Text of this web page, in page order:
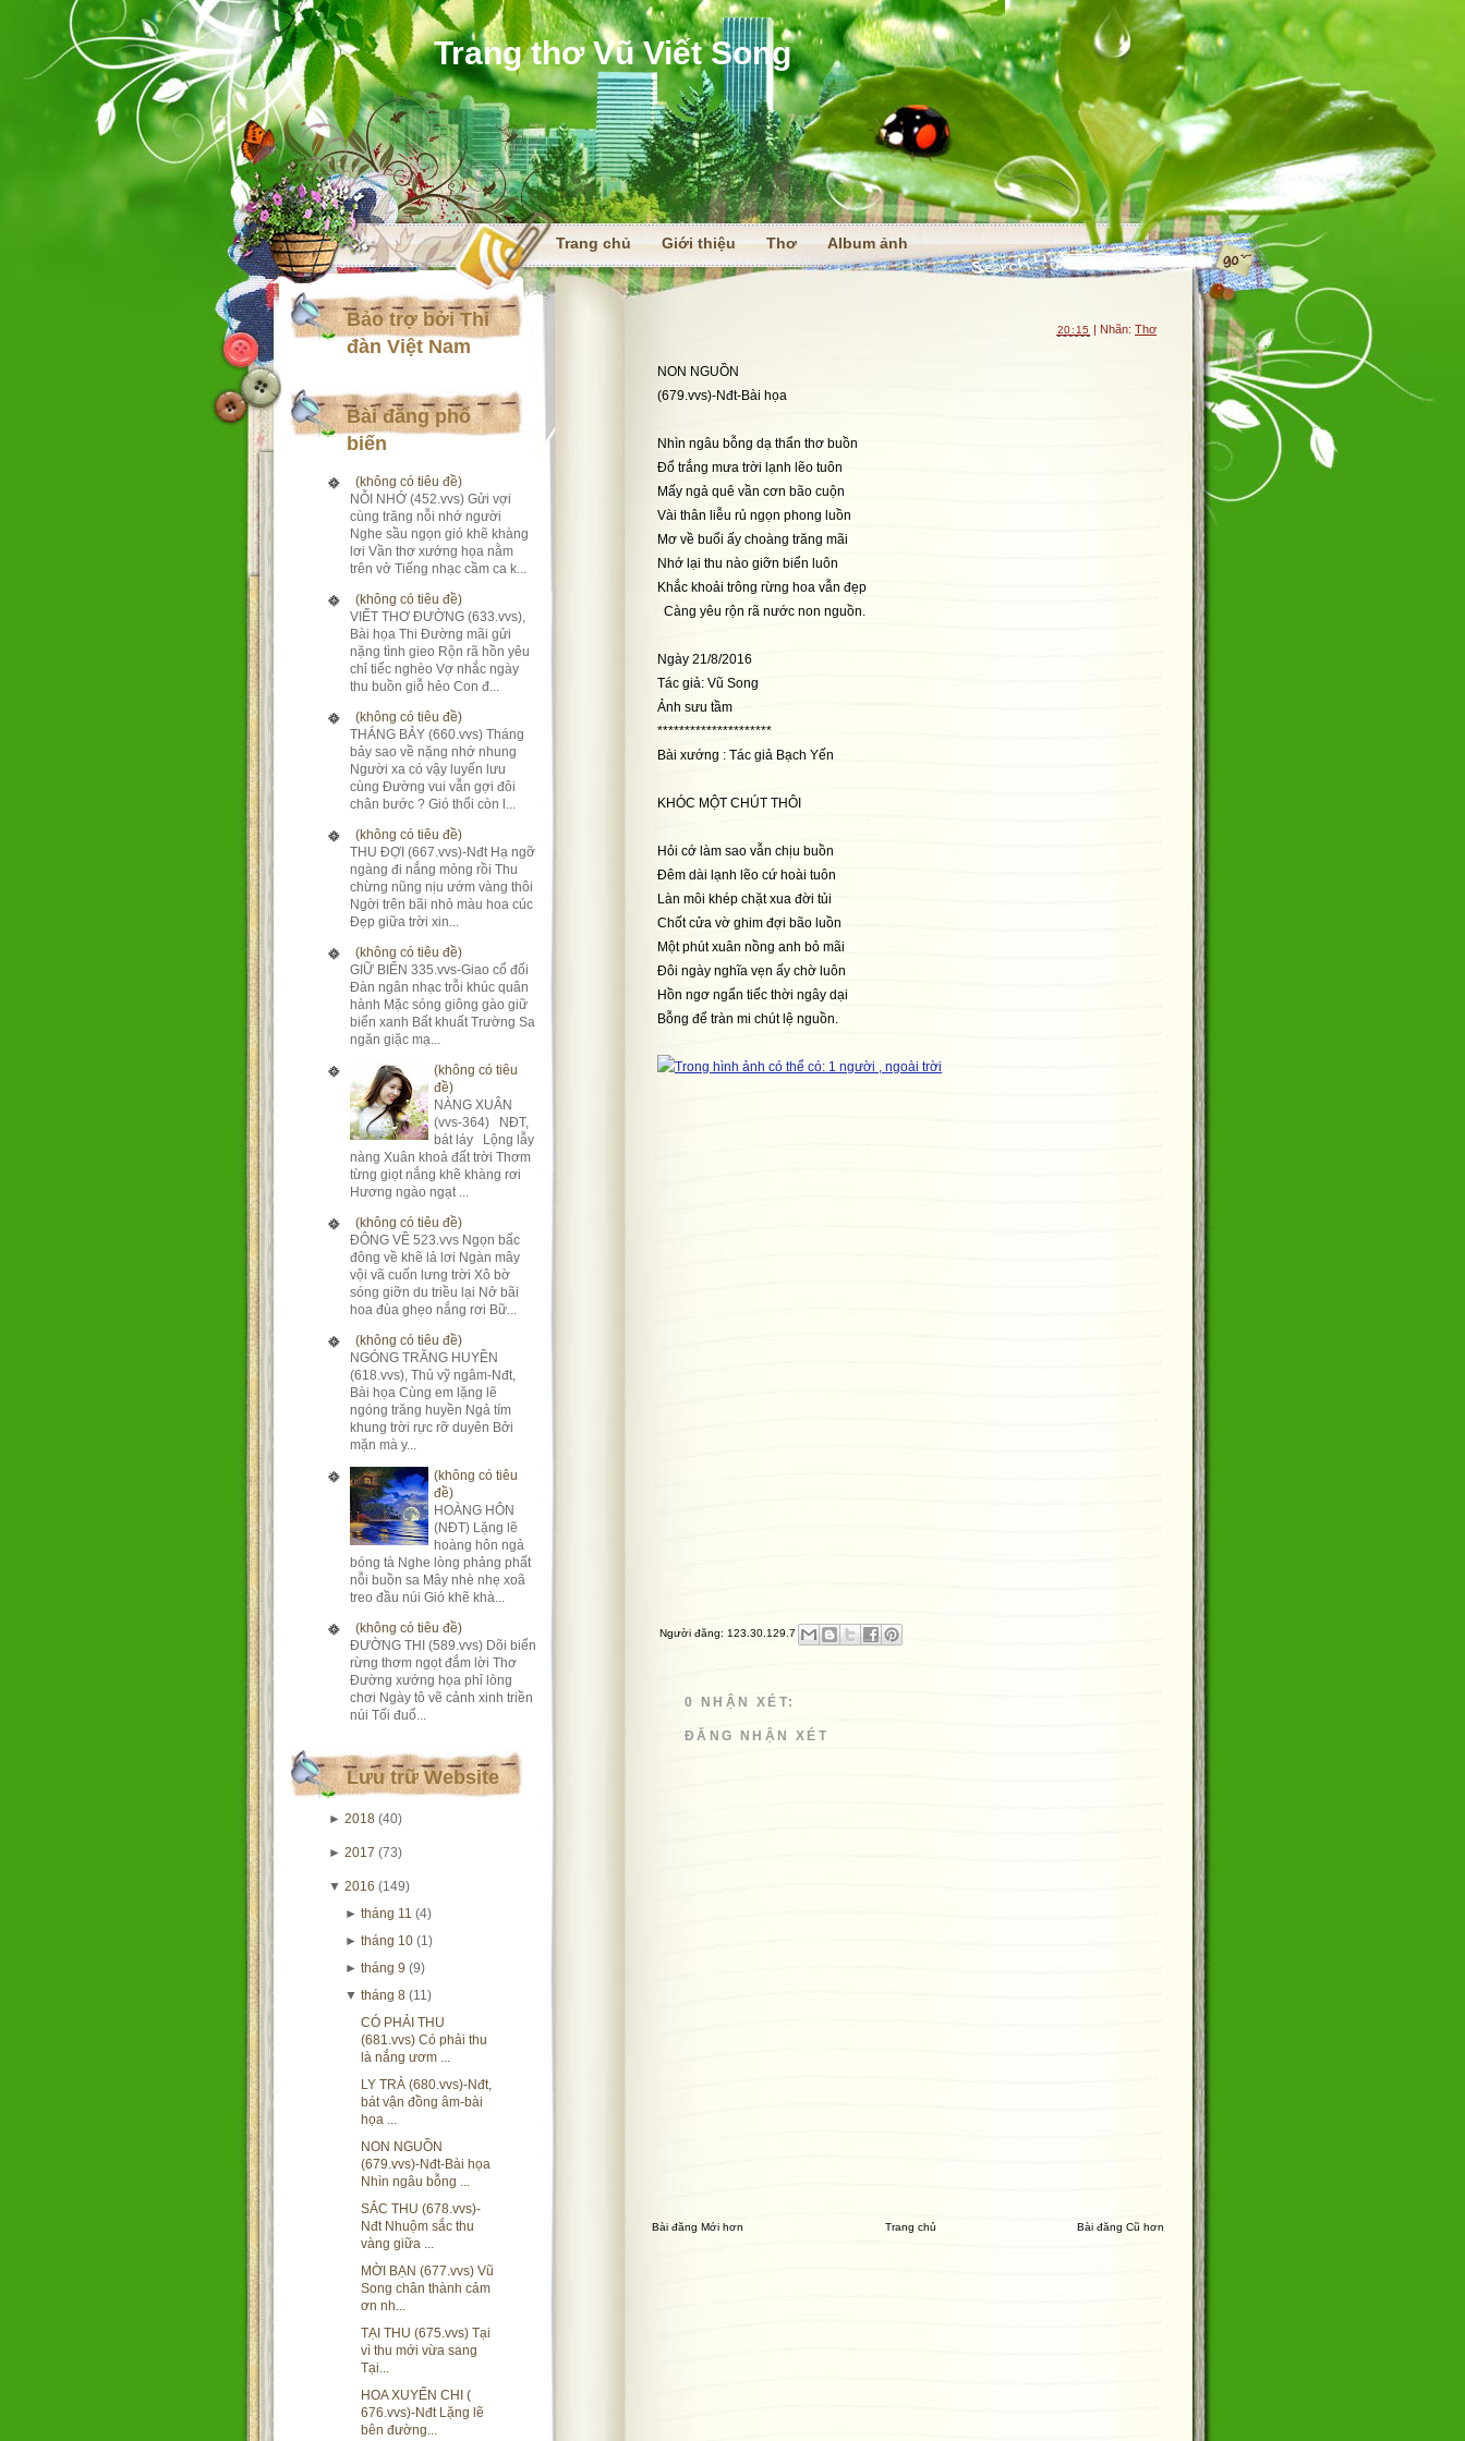
Trang thơ Vũ Viết Song
Trang chủ Giới thiệu Thơ Album ảnh
Bảo trợ bởi Thi
đàn Việt Nam
Bài đăng phổ
biến
(không có tiêu đề)
NỖI NHỚ (452.vvs) Gửi vợi
cùng trăng nỗi nhớ người
Nghe sầu ngọn gió khẽ khàng
lơi Vần thơ xướng họa nằm
trên vở Tiếng nhạc cầm ca k...
(không có tiêu đề)
VIẾT THƠ ĐƯỜNG (633.vvs),
Bài họa Thi Đường mãi gửi
nặng tình gieo Rộn rã hồn yêu
chỉ tiếc nghèo Vợ nhắc ngày
thu buồn giỗ hẻo Con đ...
(không có tiêu đề)
THÁNG BẢY (660.vvs) Tháng
bảy sao về nặng nhớ nhung
Người xa có vậy luyến lưu
cùng Đường vui vẫn gợi đôi
chân bước ? Gió thổi còn l...
(không có tiêu đề)
THU ĐỢI (667.vvs)-Nđt Hạ ngỡ
ngàng đi nắng mỏng rồi Thu
chừng nũng nịu ướm vàng thôi
Ngời trên bãi nhỏ màu hoa cúc
Đẹp giữa trời xin...
(không có tiêu đề)
GIỮ BIỂN 335.vvs-Giao cổ đối
Đàn ngân nhạc trỗi khúc quân
hành Mặc sóng giông gào giữ
biển xanh Bất khuất Trường Sa
ngăn giặc mạ...
(không có tiêu
đề)
NÀNG XUÂN
(vvs-364) NĐT,
bát láy Lộng lẫy
nàng Xuân khoả đất trời Thơm
từng giọt nắng khẽ khàng rơi
Hương ngào ngạt ...
(không có tiêu đề)
ĐÔNG VỀ 523.vvs Ngọn bấc
đông về khẽ lả lơi Ngàn mây
vội vã cuốn lưng trời Xô bờ
sóng giỡn du triều lại Nở bãi
hoa đùa ghẹo nắng rơi Bữ...
(không có tiêu đề)
NGÓNG TRĂNG HUYỀN
(618.vvs), Thủ vỹ ngâm-Nđt,
Bài họa Cùng em lặng lẽ
ngóng trăng huyền Ngả tím
khung trời rực rỡ duyên Bởi
mặn mà y...
(không có tiêu
đề)
HOÀNG HÔN
(NĐT) Lặng lẽ
hoàng hôn ngả
bóng tà Nghe lòng phảng phất
nỗi buồn sa Mây nhè nhẹ xoã
treo đầu núi Gió khẽ khà...
(không có tiêu đề)
ĐƯỜNG THI (589.vvs) Dõi biển
rừng thơm ngọt đắm lời Thơ
Đường xướng họa phỉ lòng
chơi Ngày tô vẽ cảnh xinh triền
núi Tối đuổ...
Lưu trữ Website
► 2018 (40)
► 2017 (73)
▼ 2016 (149)
► tháng 11 (4)
► tháng 10 (1)
► tháng 9 (9)
▼ tháng 8 (11)
CÓ PHẢI THU
(681.vvs) Có phải thu
là nắng ươm ...
LY TRÀ (680.vvs)-Nđt,
bát vận đồng âm-bài
họa ...
NON NGUỒN
(679.vvs)-Nđt-Bài họa
Nhìn ngâu bỗng ...
SẮC THU (678.vvs)-
Nđt Nhuộm sắc thu
vàng giữa ...
MỜI BẠN (677.vvs) Vũ
Song chân thành cảm
ơn nh...
TẠI THU (675.vvs) Tại
vì thu mới vừa sang
Tại...
HOA XUYẾN CHI (
676.vvs)-Nđt Lặng lẽ
bên đường...
20:15 | Nhãn: Thơ
NON NGUỒN
(679.vvs)-Nđt-Bài họa
Nhìn ngâu bỗng dạ thẩn thơ buồn
Đổ trắng mưa trời lạnh lẽo tuôn
Mấy ngả quê vần cơn bão cuộn
Vài thân liễu rủ ngọn phong luồn
Mơ về buổi ấy choàng trăng mãi
Nhớ lại thu nào giỡn biển luôn
Khắc khoải trông rừng hoa vẫn đẹp
Càng yêu rộn rã nước non nguồn.
Ngày 21/8/2016
Tác giả: Vũ Song
Ảnh sưu tầm
*********************
Bài xướng : Tác giả Bạch Yến
KHÓC MỘT CHÚT THÔI
Hỏi cớ làm sao vẫn chịu buồn
Đêm dài lạnh lẽo cứ hoài tuôn
Làn môi khép chặt xua đời tủi
Chốt cửa vờ ghim đợi bão luồn
Một phút xuân nồng anh bỏ mãi
Đôi ngày nghĩa vẹn ấy chờ luôn
Hồn ngơ ngẩn tiếc thời ngây dại
Bỗng để tràn mi chút lệ nguồn.
Người đăng: 123.30.129.7
0 NHẬN XÉT:
ĐĂNG NHẬN XÉT
Bài đăng Mới hơn Bài đăng Cũ hơn
Trang chủ